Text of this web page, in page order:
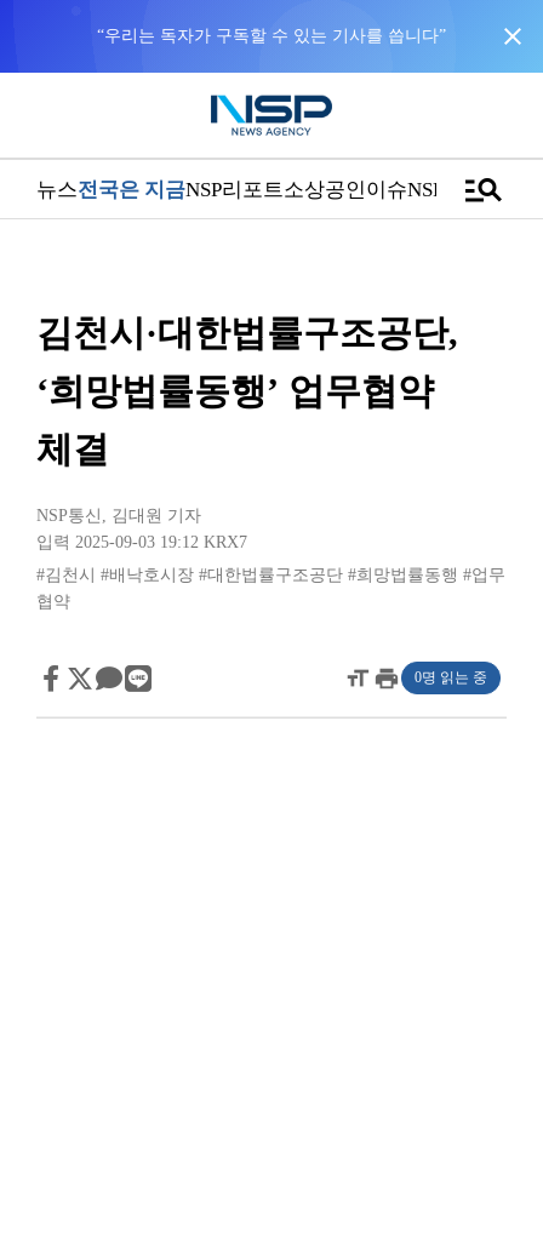
close
뉴스전국은 지금NSP리포트소상공인이슈NSPTVmanage_search
김천시·대한법률구조공단,
‘희망법률동행’ 업무협약
체결
NSP통신 , 김대원 기자
입력 2025-09-03 19:12 KRX7
#김천시
#배낙호시장 #대한법률구조공단 #희망법률동행 #업무
협약
format_sizeprint 0명 읽는 중